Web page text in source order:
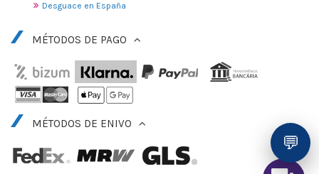
Desguace en España
MÉTODOS DE PAGO
MÉTODOS DE ENIVO
💬